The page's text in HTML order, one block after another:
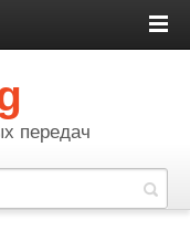
передач